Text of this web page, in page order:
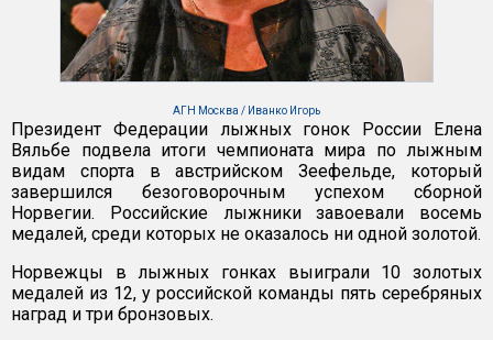
АГН Москва / Иванко Игорь
Президент Федерации лыжных гонок России Елена
Вяльбе подвела итоги чемпионата мира по лыжным
видам спорта в австрийском Зеефельде, который
завершился безоговорочным успехом сборной
Норвегии. Российские лыжники завоевали восемь
медалей, среди которых не оказалось ни одной золотой.
Норвежцы в лыжных гонках выиграли 10 золотых
медалей из 12, у российской команды пять серебряных
наград и три бронзовых.